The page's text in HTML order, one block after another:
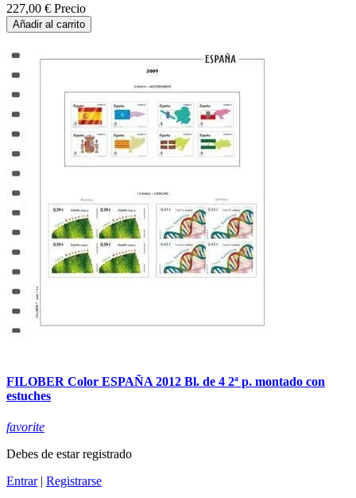
227,00 € Precio
Añadir al carrito
FILOBER Color ESPAÑA 2012 Bl. de 4 2ª p. montado con
estuches
favorite
Debes de estar registrado
Entrar| Registrarse